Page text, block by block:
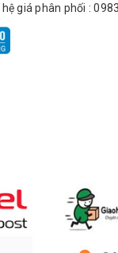
giá phân phối :